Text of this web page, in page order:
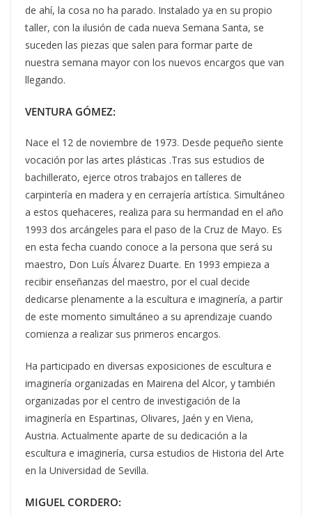
de ahí, la cosa no ha parado. Instalado ya en su propio
taller, con la ilusión de cada nueva Semana Santa, se
suceden las piezas que salen para formar parte de
nuestra semana mayor con los nuevos encargos que van
llegando.
VENTURA GÓMEZ:
Nace el 12 de noviembre de 1973. Desde pequeño siente
vocación por las artes plásticas .Tras sus estudios de
bachillerato, ejerce otros trabajos en talleres de
carpintería en madera y en cerrajería artística. Simultáneo
a estos quehaceres, realiza para su hermandad en el año
1993 dos arcángeles para el paso de la Cruz de Mayo. Es
en esta fecha cuando conoce a la persona que será su
maestro, Don Luís Álvarez Duarte. En 1993 empieza a
recibir enseñanzas del maestro, por el cual decide
dedicarse plenamente a la escultura e imaginería, a partir
de este momento simultáneo a su aprendizaje cuando
comienza a realizar sus primeros encargos.
Ha participado en diversas exposiciones de escultura e
imaginería organizadas en Mairena del Alcor, y también
organizadas por el centro de investigación de la
imaginería en Espartinas, Olivares, Jaén y en Viena,
Austria. Actualmente aparte de su dedicación a la
escultura e imaginería, cursa estudios de Historia del Arte
en la Universidad de Sevilla.
MIGUEL CORDERO: